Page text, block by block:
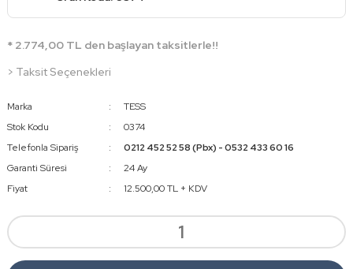
* 2.774,00 TL den başlayan taksitlerle!!
> Taksit Seçenekleri
Marka
TESS
Stok Kodu
0374
Telefonla Sipariş
0212 452 52 58 (Pbx) - 0532 433 60 16
Garanti Süresi
24 Ay
Fiyat
12.500,00 TL + KDV